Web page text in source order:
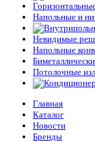
Напольные и
Невидимые
Напольные
Потолочные
Главная
Каталог
Новости
Бренды